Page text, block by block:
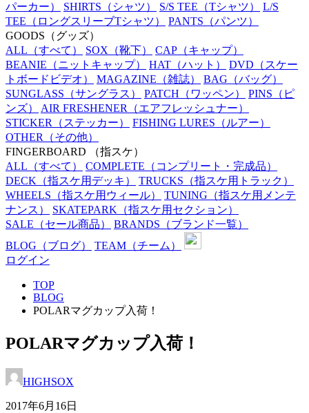
パーカー）
SHIRTS （シャツ） S/S TEE （Tシャツ）
L/S
TEE （ロングスリーブTシャツ） PANTS （パンツ）
GOODS （グッズ）
ALL （すべて） SOX （靴下） CAP （キャップ）
BEANIE （ニットキャップ） HAT （ハット） DVD （スケー
トボードビデオ）
MAGAZINE （雑誌） BAG （バッグ）
SUNGLASS （サングラス） PATCH （ワッペン） PINS （ピ
ンズ）
AIR FRESHENER （エアフレッシュナー）
STICKER （ステッカー） FISHING LURES （ルアー）
OTHER （その他）
FINGERBOARD
（指スケ）
ALL （すべて） COMPLETE （コンプリート・完成品）
DECK （指スケ用デッキ） TRUCKS （指スケ用トラック）
WHEELS （指スケ用ウィール） TUNING （指スケ用メンテ
ナンス）
SKATEPARK （指スケ用セクション）
SALE （セール商品） BRANDS （ブランド一覧）
BLOG （ブログ） TEAM （チーム）
ログイン
TOP
BLOG
POLARマグカップ入荷！
POLARマグカップ入荷！
HIGHSOX
2017年6月16日